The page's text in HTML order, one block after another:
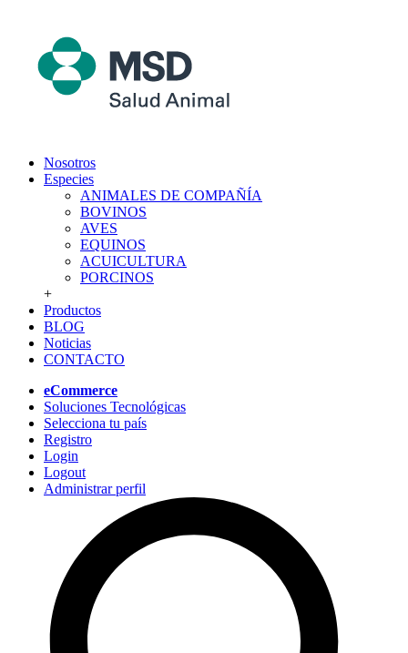
Nosotros
Especies
ANIMALES DE COMPAÑÍA
BOVINOS
AVES
EQUINOS
ACUICULTURA
PORCINOS
+
Productos
BLOG
Noticias
CONTACTO
eCommerce
Soluciones Tecnológicas
Selecciona tu país
Registro
Login
Logout
Administrar perfil